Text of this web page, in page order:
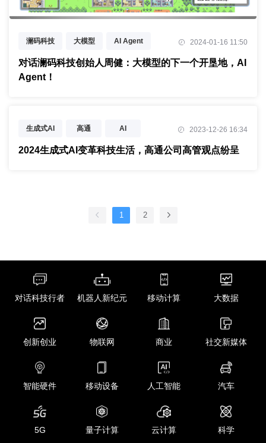
澜码科技 大模型 AI Agent
生成式AI 数据要素
对话科技行者
2024-01-16 11:50
对话澜码科技创始人周健：大模型的下一个开垦地，AI
Agent！
生成式AI 高通 AI 2023-12-26 16:34
2024生成式AI变革科技生活，高通公司高管观点纷呈
1 2
对话科技行者 机器人新纪元 移动计算 大数据
创新创业 物联网 商业 社交新媒体
智能硬件 移动设备 人工智能 汽车
5G 量子计算 云计算 科学